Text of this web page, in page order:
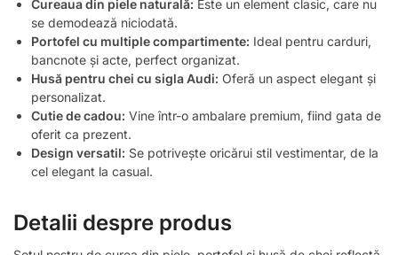
Cureaua din piele naturală: Este un element clasic, care nu
se demodează niciodată.
Portofel cu multiple compartimente: Ideal pentru carduri,
bancnote și acte, perfect organizat.
Husă pentru chei cu sigla Audi: Oferă un aspect elegant și
personalizat.
Cutie de cadou: Vine într-o ambalare premium, fiind gata de
oferit ca prezent.
Design versatil: Se potrivește oricărui stil vestimentar, de la
cel elegant la casual.
Detalii despre produs